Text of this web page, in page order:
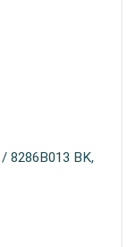
8286B013 BK,